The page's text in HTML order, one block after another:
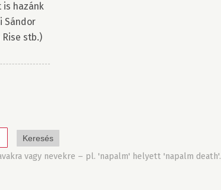
is hazánk
Sándor
Rise stb.)
vagy nevekre – pl. 'napalm' helyett 'napalm death'.